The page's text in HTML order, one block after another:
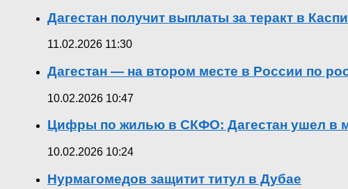
Дагестан получит выплаты за теракт в
11.02.2026 11:30
Дагестан — на втором месте в России по
10.02.2026 10:47
Цифры по жилью в СКФО: Дагестан ушел в
10.02.2026 10:24
Нурмагомедов защитит титул в Дубае